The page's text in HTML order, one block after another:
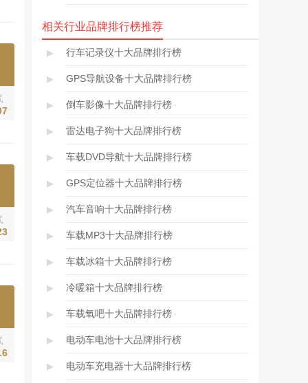
相关行业品牌排行榜推荐
▸ 行车记录仪十大品牌排行榜
▸ GPS导航设备十大品牌排行榜
▸ 倒车影像十大品牌排行榜
▸ 雷达电子狗十大品牌排行榜
▸ 车载DVD导航十大品牌排行榜
▸ GPS定位器十大品牌排行榜
▸ 汽车音响十大品牌排行榜
▸ 车载MP3十大品牌排行榜
▸ 车载冰箱十大品牌排行榜
▸ 冷暖箱十大品牌排行榜
▸ 车载氧吧十大品牌排行榜
▸ 电动车电池十大品牌排行榜
▸ 电动车充电器十大品牌排行榜